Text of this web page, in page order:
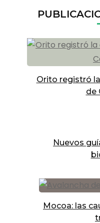
Orito registró
de
Nuevos
Mocoa: las